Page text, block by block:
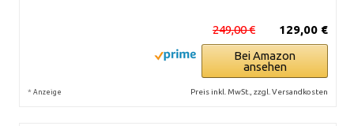
129,00 €
249,00 €
Bei Amazon
ansehen
* Anzeige Preis inkl. MwSt., zzgl. Versandkosten